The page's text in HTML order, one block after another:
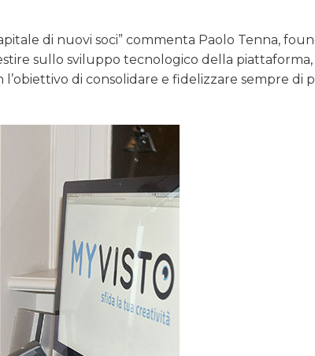
di nuovi soci” commenta Paolo Tenna,
sullo sviluppo tecnologico della piattaforma,
di consolidare e fidelizzare sempre di